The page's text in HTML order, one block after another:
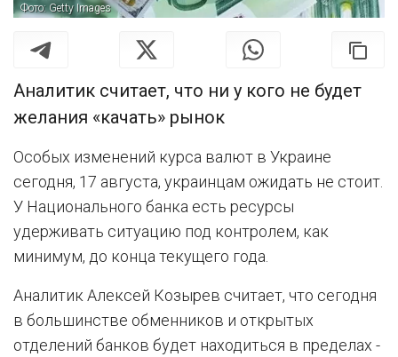
Фото: Getty Images
Аналитик считает, что ни у кого не будет
желания «качать» рынок
Особых изменений курса валют в Украине
сегодня, 17 августа, украинцам ожидать не стоит.
У Национального банка есть ресурсы
удерживать ситуацию под контролем, как
минимум, до конца текущего года.
Аналитик Алексей Козырев считает, что сегодня
в большинстве обменников и открытых
отделений банков будет находиться в пределах -